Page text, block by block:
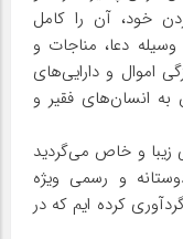
خود، آن را کامل
دعا، مناجات و
اموال و دارایی‌های
انسان‌های فقیر و
زیبا و خاص می‌گردید
و رسمی ویژه
کرده ایم که در